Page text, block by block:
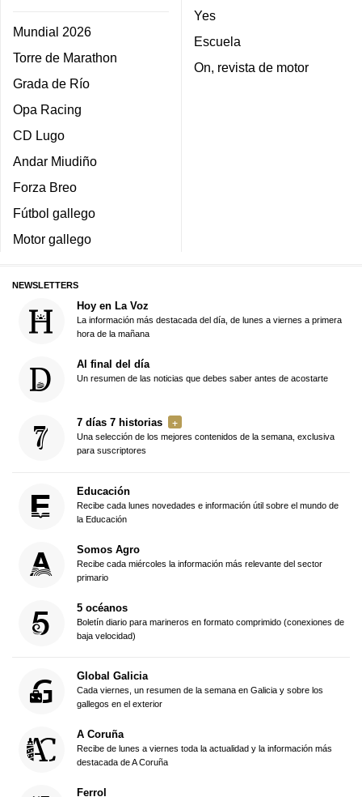
Mundial 2026
Torre de Marathon
Grada de Río
Opa Racing
CD Lugo
Andar Miudiño
Forza Breo
Fútbol gallego
Motor gallego
Yes
Escuela
On, revista de motor
NEWSLETTERS
Hoy en La Voz
La información más destacada del día, de lunes a viernes a primera
hora de la mañana
Al final del día
Un resumen de las noticias que debes saber antes de acostarte
7 días 7 historias
Una selección de los mejores contenidos de la semana, exclusiva
para suscriptores
Educación
Recibe cada lunes novedades e información útil sobre el mundo de
la Educación
Somos Agro
Recibe cada miércoles la información más relevante del sector
primario
5 océanos
Boletín diario para marineros en formato comprimido (conexiones de
baja velocidad)
Global Galicia
Cada viernes, un resumen de la semana en Galicia y sobre los
gallegos en el exterior
A Coruña
Recibe de lunes a viernes toda la actualidad y la información más
destacada de A Coruña
Ferrol